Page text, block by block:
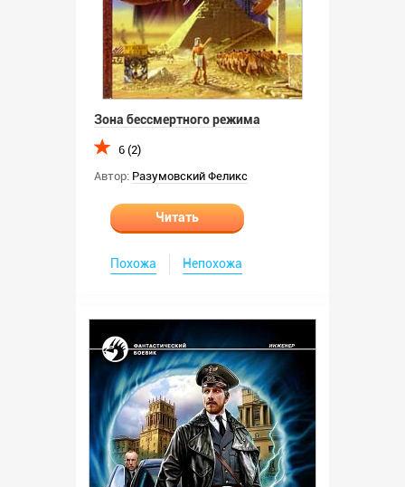
Зона бессмертного режима
6 (2)
Автор: Разумовский Феликс
Читать
Похожа Непохожа